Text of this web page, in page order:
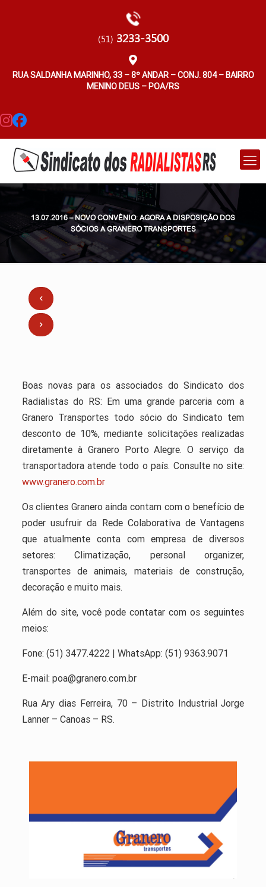
(51) 3233-3500
RUA SALDANHA MARINHO, 33 – 8º ANDAR – CONJ. 804 – BAIRRO
MENINO DEUS – POA/RS
13.07.2016 – NOVO CONVÊNIO: AGORA A DISPOSIÇÃO DOS
SÓCIOS A GRANERO TRANSPORTES
Boas novas para os associados do Sindicato dos
Radialistas do RS: Em uma grande parceria com a
Granero Transportes todo sócio do Sindicato tem
desconto de 10%, mediante solicitações realizadas
diretamente à Granero Porto Alegre. O serviço da
transportadora atende todo o país. Consulte no site:
www.granero.com.br
Os clientes Granero ainda contam com o benefício de
poder usufruir da Rede Colaborativa de Vantagens
que atualmente conta com empresa de diversos
setores: Climatização, personal organizer,
transportes de animais, materiais de construção,
decoração e muito mais.
Além do site, você pode contatar com os seguintes
meios:
Fone: (51) 3477.4222 | WhatsApp: (51) 9363.9071
E-mail: poa@granero.com.br
Rua Ary dias Ferreira, 70 – Distrito Industrial Jorge
Lanner – Canoas – RS.